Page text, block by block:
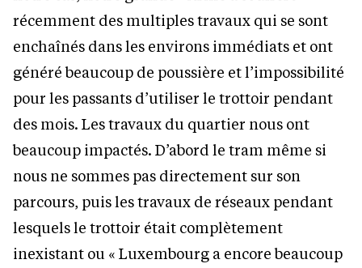
récemment des multiples travaux qui se sont
enchaînés dans les environs immédiats et ont
généré beaucoup de poussière et l’impossibilité
pour les passants d’utiliser le trottoir pendant
des mois. Les travaux du quartier nous ont
beaucoup impactés. D’abord le tram même si
nous ne sommes pas directement sur son
parcours, puis les travaux de réseaux pendant
lesquels le trottoir était complètement
inexistant ou « Luxembourg a encore beaucoup